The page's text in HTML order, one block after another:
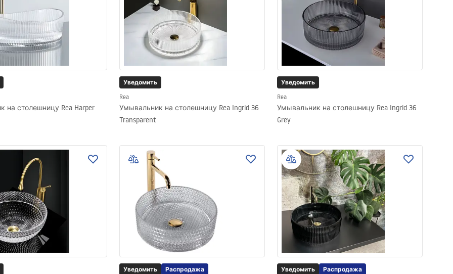
на столешницу Rea Harper
Уведомить
Rea
Умывальник на столешницу Rea Ingrid 36
Transparent
Уведомить
Rea
Умывальник на столешницу Rea Ingrid 36
Grey
Уведомить Распродажа Уведомить Распродажа